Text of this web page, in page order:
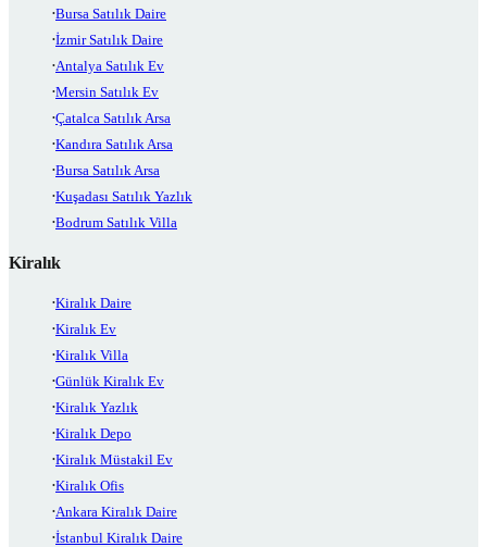
Bursa Satılık Daire
İzmir Satılık Daire
Antalya Satılık Ev
Mersin Satılık Ev
Çatalca Satılık Arsa
Kandıra Satılık Arsa
Bursa Satılık Arsa
Kuşadası Satılık Yazlık
Bodrum Satılık Villa
Kiralık
Kiralık Daire
Kiralık Ev
Kiralık Villa
Günlük Kiralık Ev
Kiralık Yazlık
Kiralık Depo
Kiralık Müstakil Ev
Kiralık Ofis
Ankara Kiralık Daire
İstanbul Kiralık Daire